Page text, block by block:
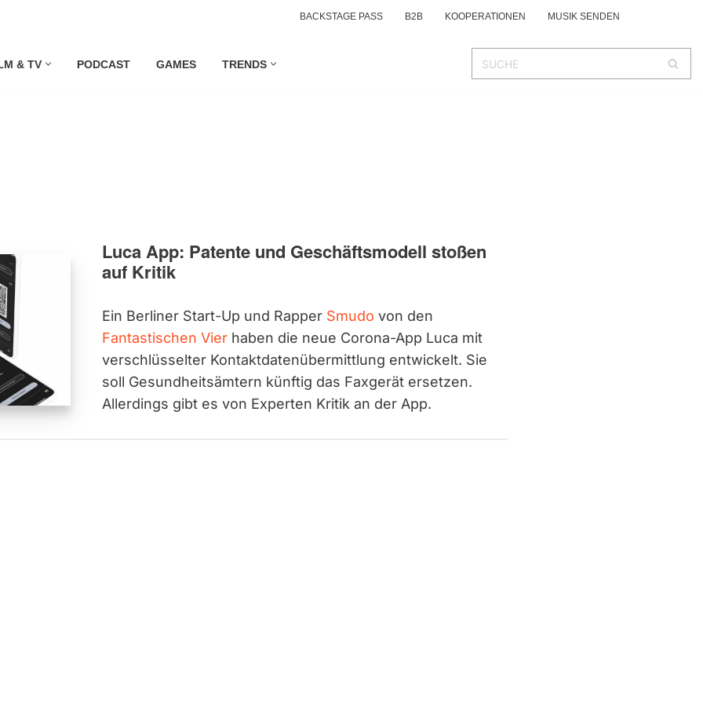
BACKSTAGE PASS B2B KOOPERATIONEN MUSIK SENDEN
& TV PODCAST GAMES TRENDS
Luca App: Patente und Geschäftsmodell stoßen
auf Kritik
Ein Berliner Start-Up und Rapper Smudo von den
Fantastischen Vierhaben die neue Corona-App Luca mit
verschlüsselter Kontaktdatenübermittlung entwickelt. Sie
soll Gesundheitsämtern künftig das Faxgerät ersetzen.
Allerdings gibt es von Experten Kritik an der App.